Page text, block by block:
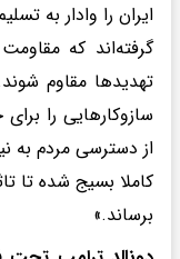
ایران را وادار به
گرفته‌اند که
تهدیدها مقاوم
سازوکارهایی را
از دسترسی مردم به
کاملا بسیج شده تا
برساند.»